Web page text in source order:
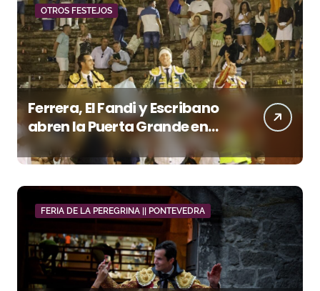
OTROS FESTEJOS
Ferrera, El Fandi y Escribano
abren la Puerta Grande en
una tarde triunfal en Azuaga
FERIA DE LA PEREGRINA || PONTEVEDRA